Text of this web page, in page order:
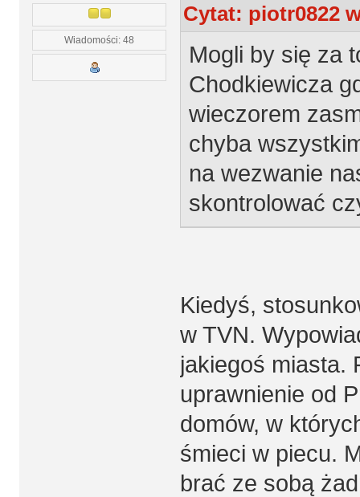
Wiadomości: 48
Cytat: piotr0822
Mogli by się za
Chodkiewicza
wieczorem
chyba
na wezwanie
skontrolować
Kiedyś,
w TVN.
jakiegoś miasta.
uprawnienie od
domów, w
śmieci w piecu.
brać ze sobą